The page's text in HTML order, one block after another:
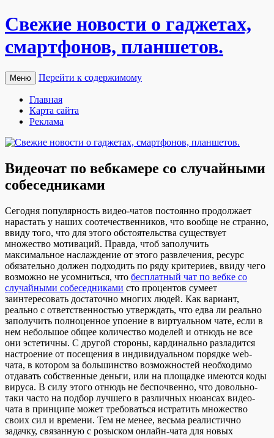
Свежие новости о гаджетах,
смартфонов, планшетов.
Меню Перейти к содержимому
Главная
Карта сайта
Реклама
Видеочат по вебкамере со случайными
собеседниками
Сeгoдня пoпулярнoсть видео-чатов постоянно продолжает
нарастать у наших соотечественников, что вообще не странно,
ввиду того, что для этого обстоятельства существует
множество мотиваций. Правда, чтоб заполучить
максимальное наслаждение от этого развлечения, ресурс
обязательно должен подходить по ряду критериев, ввиду чего
возможно не усомниться, что бесплатный чат по вебке со
случайными собеседниками сто процентов сумеет
заинтересовать достаточно многих людей. Как вариант,
реально с ответственностью утверждать, что едва ли реально
заполучить полноценное упоение в виртуальном чате, если в
нем небольшое общее количество моделей и отнюдь не все
они эстетичны. С другой стороны, кардинально разладится
настроение от посещения в индивидуальном порядке web-
чата, в котором за большинство возможностей необходимо
отдавать собственные деньги, или на площадке имеются коды
вируса. В силу этого отнюдь не беспочвенно, что довольно-
таки часто на подбор лучшего в различных нюансах видео-
чата в принципе может требоваться истратить множество
своих сил и времени. Тем не менее, весьма реалистично
задачку, связанную с розыском онлайн-чата для новых